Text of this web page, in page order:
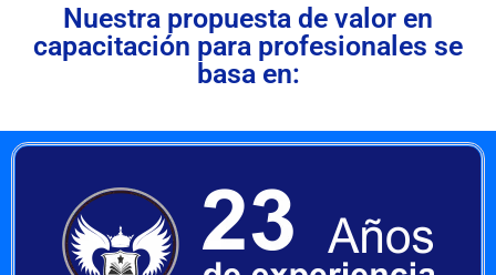
Nuestra propuesta de valor en
capacitación para profesionales se
basa en: